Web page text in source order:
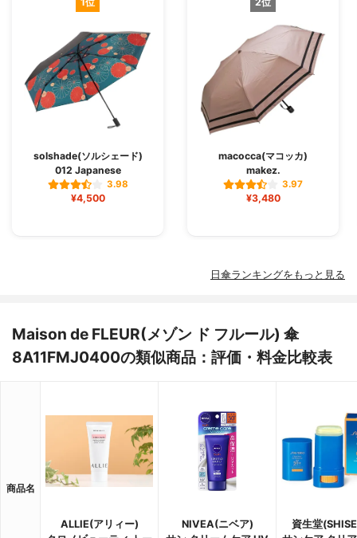
solshade(ソルシェード)
012 Japanese
3.98
¥4,500
macocca(マコッカ)
makez.
3.97
¥3,480
日傘ランキングをもっと見る
Maison de FLEUR(メゾン ド フルール) 傘
8A11FMJ0400の類似商品：評価・料金比較表
商品名
ALLIE(アリィー)
NIVEA(ニベア)
資生堂